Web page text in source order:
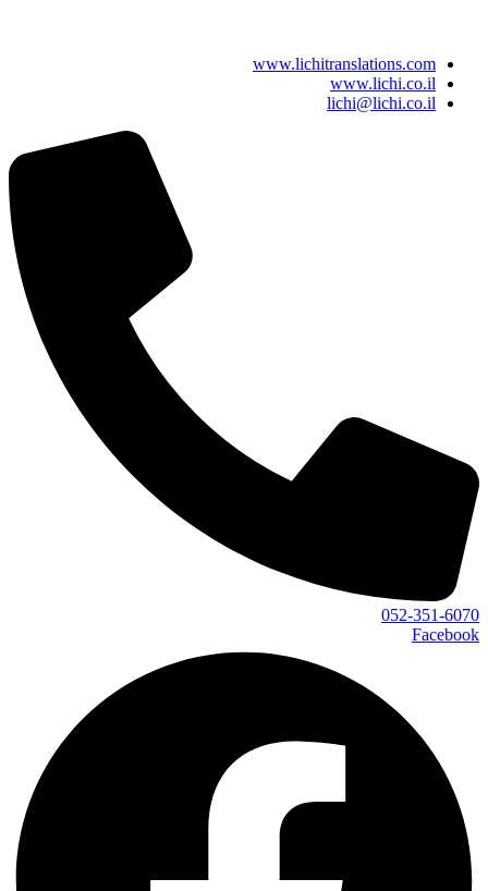
www.lichitranslations.com
www.lichi.co.il
lichi@lichi.co.il
052-351-6070
Facebook